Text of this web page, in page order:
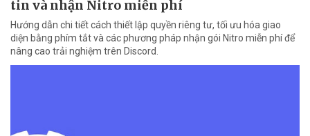
tin và nhận Nitro miễn phí
Hướng dẫn chi tiết cách thiết lập quyền riêng tư, tối ưu hóa giao
diện bằng phím tắt và các phương pháp nhận gói Nitro miễn phí để
nâng cao trải nghiệm trên Discord.